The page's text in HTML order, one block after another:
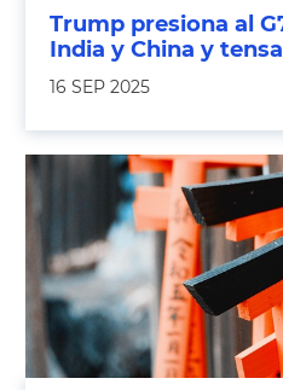
Trump presiona al
India y China y
16 SEP 2025